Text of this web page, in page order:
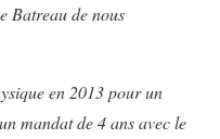
Batreau de nous
en 2013 pour un
mandat de 4 ans avec le